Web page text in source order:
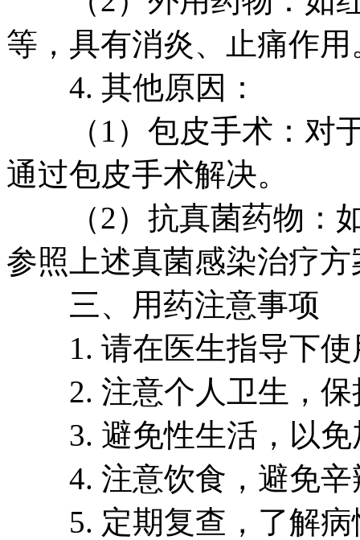
等，具有消炎、止痛作用
4. 其他原因：
（1）包皮手术：对于
通过包皮手术解决。
（2）抗真菌药物：如
参照上述真菌感染治疗方
三、用药注意事项
1. 请在医生指导下使
2. 注意个人卫生，保
3. 避免性生活，以免
4. 注意饮食，避免辛
5. 定期复查，了解病